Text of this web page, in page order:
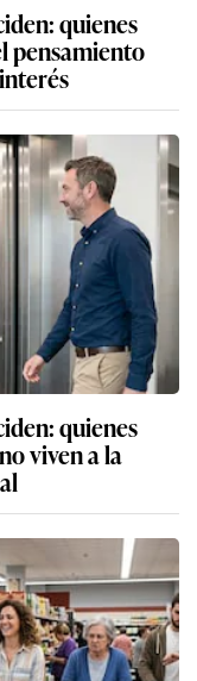
quienes
pensamiento
quienes
viven a la